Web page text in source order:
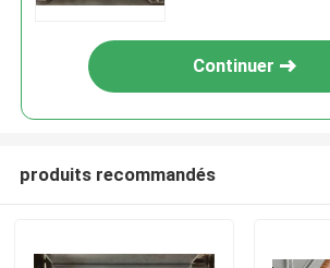
Continuer
produits recommandés